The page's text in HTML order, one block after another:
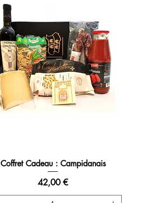
Coffret Cadeau : Campidanais
Prix
42,00 €